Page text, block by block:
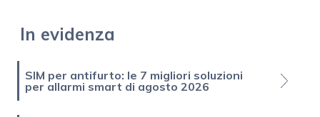
In evidenza
SIM per antifurto: le 7 migliori soluzioni
per allarmi smart di agosto 2026